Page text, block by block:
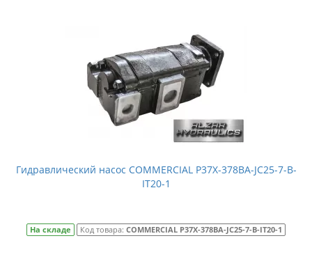
Гидравлический насос COMMERCIAL P37X-378BA-JC25-7-B-
IT20-1
На складе Код товара: COMMERCIAL P37X-378BA-JC25-7-B-IT20-1